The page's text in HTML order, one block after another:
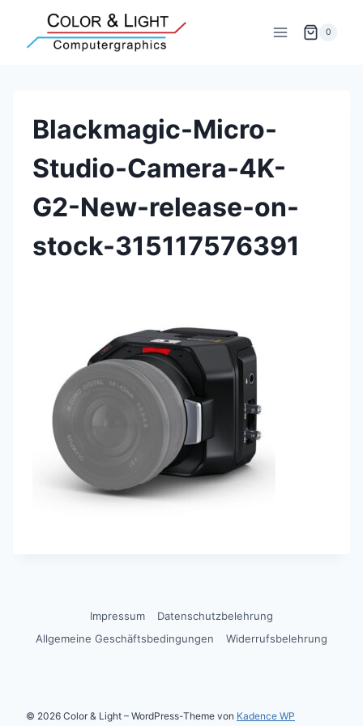
springen
0
Blackmagic-Micro-
Studio-Camera-4K-
G2-New-release-on-
stock-315117576391
Impressum
Datenschutzbelehrung
Allgemeine Geschäftsbedingungen
Widerrufsbelehrung
© 2026 Color & Light – WordPress-Theme von Kadence WP